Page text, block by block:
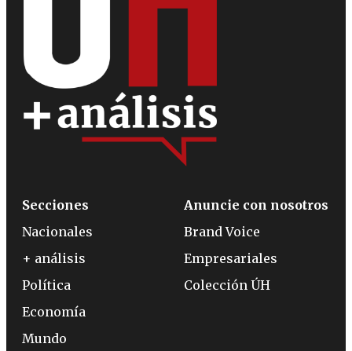
Secciones
Nacionales
+ análisis
Política
Economía
Mundo
Anuncie con nosotros
Brand Voice
Empresariales
Colección ÚH